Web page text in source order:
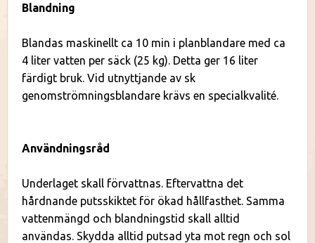
Blandning
Blandas maskinellt ca 10 min i planblandare med ca
4 liter vatten per säck (25 kg). Detta ger 16 liter
färdigt bruk. Vid utnyttjande av sk
genomströmningsblandare krävs en specialkvalité.
Användningsråd
Underlaget skall förvattnas. Eftervattna det
hårdnande putsskiktet för ökad hållfasthet. Samma
vattenmängd och blandningstid skall alltid
användas. Skydda alltid putsad yta mot regn och sol